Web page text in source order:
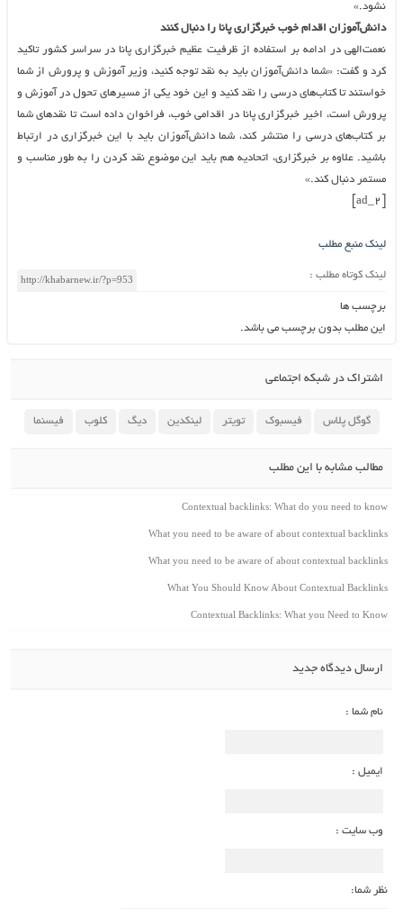
نشود.»
دانش‌آموزان اقدام خوب خبرگزاری پانا را دنبال کنند
نعمت‌الهی در ادامه بر استفاده از ظرفیت عظیم خبرگزاری پانا در سراسر کشور تاکید
کرد و گفت: «شما دانش‌آموزان باید به نقد توجه کنید، وزیر آموزش و پرورش از شما
خواستند تا کتاب‌های درسی را نقد کنید و این خود یکی از مسیرهای تحول در آموزش و
پرورش است، اخیر خبرگزاری پانا در اقدامی خوب، فراخوان داده است تا نقدهای شما
بر کتاب‌های درسی را منتشر کند، شما دانش‌آموزان باید با این خبرگزاری در ارتباط
باشید. علاوه بر خبرگزاری، اتحادیه هم باید این موضوع نقد کردن را به طور مناسب و
مستمر دنبال کند.»
لینک منبع مطلب
لینک کوتاه مطلب :
برچسب ها
این مطلب بدون برچسب می باشد.
اشتراک در شبکه اجتماعی
گوگل پلاس فیسبوک تویتر لینکدین دیگ کلوب فیسنما
مطالب مشابه با این مطلب
Contextual backlinks: What do you need to know
What you need to be aware of about contextual backlinks
What you need to be aware of about contextual backlinks
What You Should Know About Contextual Backlinks
Contextual Backlinks: What you Need to Know
ارسال دیدگاه جدید
نام شما :
ایمیل :
وب سایت :
نظر شما: